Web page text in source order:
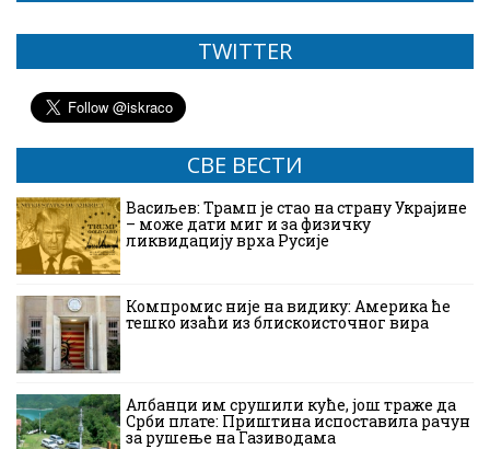
TWITTER
СВЕ ВЕСТИ
Васиљев: Трамп је стао на страну Украјине
– може дати миг и за физичку
ликвидацију врха Русије
Компромис није на видику: Америка ће
тешко изаћи из блискоисточног вира
Албанци им срушили куће, још траже да
Срби плате: Приштина испоставила рачун
за рушење на Газиводама